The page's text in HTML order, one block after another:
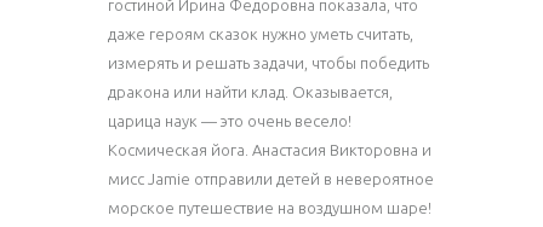
гостиной Ирина Федоровна показала, что
даже героям сказок нужно уметь считать,
измерять и решать задачи, чтобы победить
дракона или найти клад. Оказывается,
царица наук — это очень весело!
Космическая йога. Анастасия Викторовна и
мисс Jamie отправили детей в невероятное
морское путешествие на воздушном шаре!